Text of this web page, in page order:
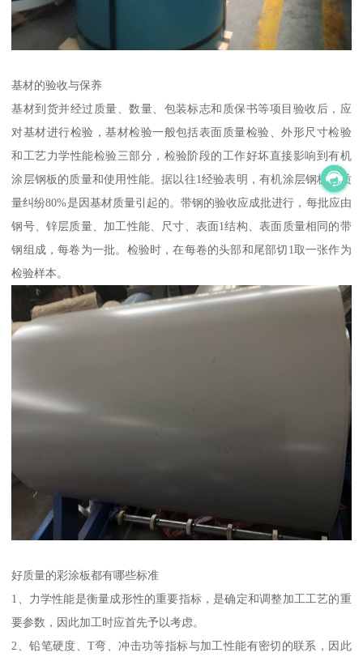
基材的验收与保养
基材到货并经过质量、数量、包装标志和质保书等项目验收后，应
对基材进行检验，基材检验一般包括表面质量检验、外形尺寸检验
和工艺力学性能检验三部分，检验阶段的工作好坏直接影响到有机
涂层钢板的质量和使用性能。据以往1经验表明，有机涂层钢板的质
量纠纷80%是因基材质量引起的。带钢的验收应成批进行，每批应由
钢号、锌层质量、加工性能、尺寸、表面1结构、表面质量相同的带
钢组成，每卷为一批。检验时，在每卷的头部和尾部切1取一张作为
检验样本。
好质量的彩涂板都有哪些标准
1、力学性能是衡量成形性的重要指标，是确定和调整加工工艺的重
要参数，因此加工时应首先予以考虑。
2、铅笔硬度、T弯、冲击功等指标与加工性能有密切的联系，因此